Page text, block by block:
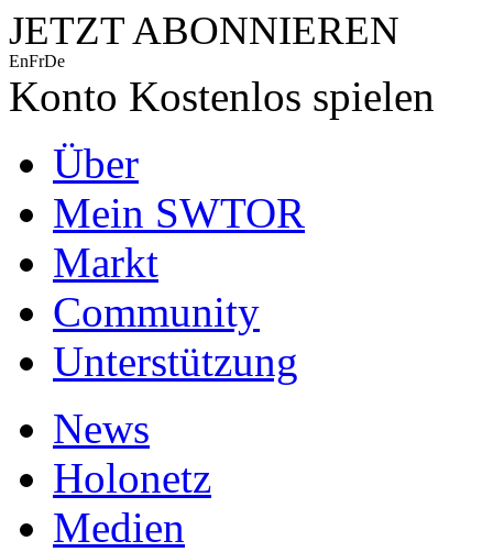
JETZT ABONNIEREN
EnFrDe
Konto Kostenlos spielen
Über
Mein SWTOR
Markt
Community
Unterstützung
News
Holonetz
Medien